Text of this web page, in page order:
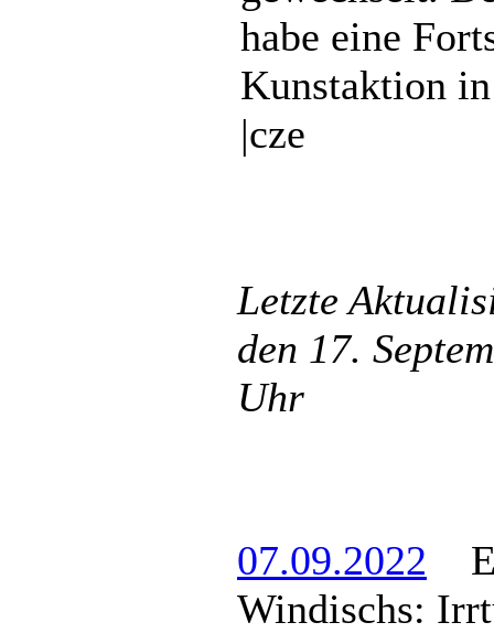
habe eine
Kunstaktion
|cze
Letzte
den 17.
Uhr
07.09.2022
Windischs: